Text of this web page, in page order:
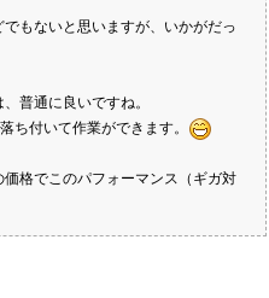
もないと思いますが、いかがだっ
普通に良いですね。
ち付いて作業ができます。
格でこのパフォーマンス（ギガ対